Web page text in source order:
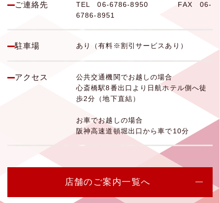
ご連絡先 TEL06-6786-8950 FAX 06-
6786-8951
駐車場 あり（有料※割引サービスあり）
アクセス
公共交通機関でお越しの場合
心斎橋駅8番出口より日航ホテル側へ徒
歩2分（地下直結）
お車でお越しの場合
阪神高速道頓堀出口から車で10分
店舗のご案内一覧へ